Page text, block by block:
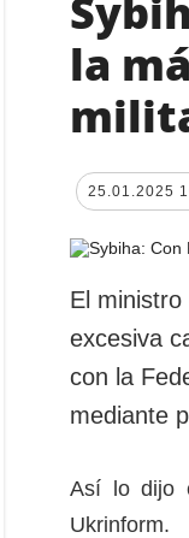
de
y Cultura
y emergencias
la
25.01.2025
El
excesiva
con la
mediante
Así lo dijo
Ukrinform.